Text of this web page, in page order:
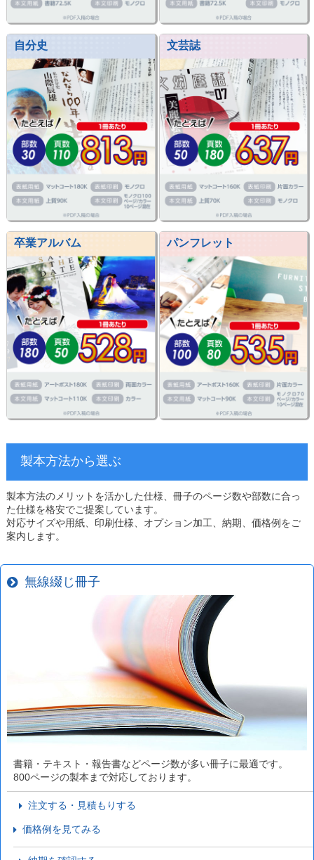
自分史 文芸誌
卒業アルバム パンフレット
製本方法から選ぶ
製本方法のメリットを活かした仕様、冊子のページ数や部数に合っ
た仕様を格安でご提案しています。
対応サイズや用紙、印刷仕様、オプション加工、納期、価格例をご
案内します。
無線綴じ冊子
書籍・テキスト・報告書などページ数が多い冊子に最適です。
800ページの製本まで対応しております。
注文する・見積もりする
価格例を見てみる